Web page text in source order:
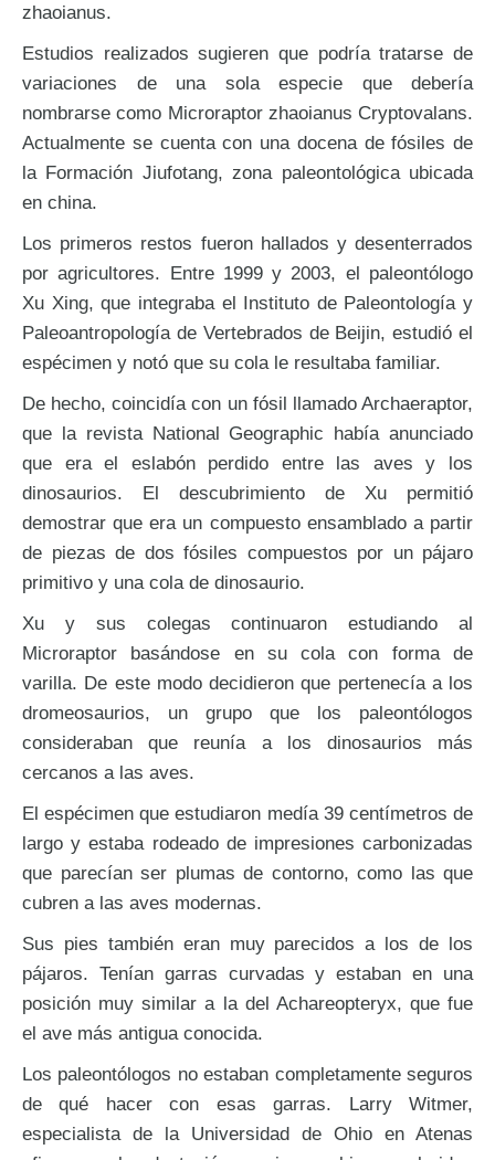
zhaoianus.
Estudios realizados sugieren que podría tratarse de
variaciones de una sola especie que debería
nombrarse como Microraptor zhaoianus Cryptovalans.
Actualmente se cuenta con una docena de fósiles de
la Formación Jiufotang, zona paleontológica ubicada
en china.
Los primeros restos fueron hallados y desenterrados
por agricultores. Entre 1999 y 2003, el paleontólogo
Xu Xing, que integraba el Instituto de Paleontología y
Paleoantropología de Vertebrados de Beijin, estudió el
espécimen y notó que su cola le resultaba familiar.
De hecho, coincidía con un fósil llamado Archaeraptor,
que la revista National Geographic había anunciado
que era el eslabón perdido entre las aves y los
dinosaurios. El descubrimiento de Xu permitió
demostrar que era un compuesto ensamblado a partir
de piezas de dos fósiles compuestos por un pájaro
primitivo y una cola de dinosaurio.
Xu y sus colegas continuaron estudiando al
Microraptor basándose en su cola con forma de
varilla. De este modo decidieron que pertenecía a los
dromeosaurios, un grupo que los paleontólogos
consideraban que reunía a los dinosaurios más
cercanos a las aves.
El espécimen que estudiaron medía 39 centímetros de
largo y estaba rodeado de impresiones carbonizadas
que parecían ser plumas de contorno, como las que
cubren a las aves modernas.
Sus pies también eran muy parecidos a los de los
pájaros. Tenían garras curvadas y estaban en una
posición muy similar a la del Achareopteryx, que fue
el ave más antigua conocida.
Los paleontólogos no estaban completamente seguros
de qué hacer con esas garras. Larry Witmer,
especialista de la Universidad de Ohio en Atenas